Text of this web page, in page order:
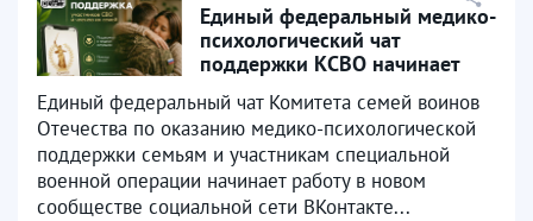
Единый федеральный медико-
психологический чат
поддержки КСВО начинает
Единый федеральный чат Комитета семей воинов
Отечества по оказанию медико-психологической
поддержки семьям и участникам специальной
военной операции начинает работу в новом
сообществе социальной сети ВКонтакте...